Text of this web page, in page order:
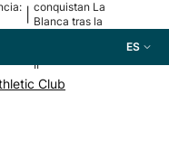
conquistan La
Blanca tras la
II
ES
Club